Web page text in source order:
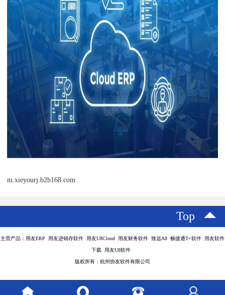
m.xieyourj.b2b168.com
Top
主营产品：用友ERP 用友进销存软件 用友U8Cloud 用友财务软件 致远A8 畅捷通T+软件 用友软件
下载 用友U8软件
版权所有：杭州协友软件有限公司